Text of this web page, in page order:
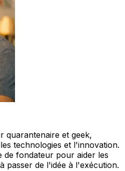
quarantenaire et geek,
technologies et l'innovation.
de fondateur pour aider les
passer de l'idée à l'exécution.